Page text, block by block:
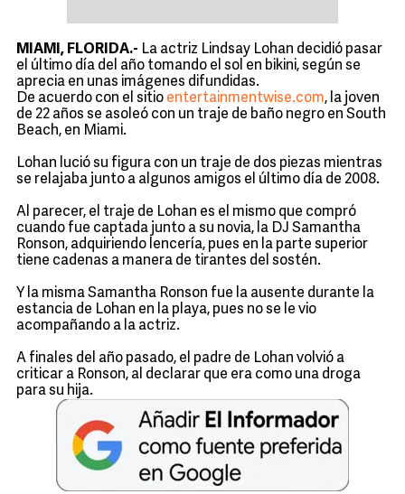
MIAMI, FLORIDA.- La actriz Lindsay Lohan decidió pasar
el último día del año tomando el sol en bikini, según se
aprecia en unas imágenes difundidas.
De acuerdo con el sitio entertainmentwise.com, la joven
de 22 años se asoleó con un traje de baño negro en South
Beach, en Miami.
Lohan lució su figura con un traje de dos piezas mientras
se relajaba junto a algunos amigos el último día de 2008.
Al parecer, el traje de Lohan es el mismo que compró
cuando fue captada junto a su novia, la DJ Samantha
Ronson, adquiriendo lencería, pues en la parte superior
tiene cadenas a manera de tirantes del sostén.
Y la misma Samantha Ronson fue la ausente durante la
estancia de Lohan en la playa, pues no se le vio
acompañando a la actriz.
A finales del año pasado, el padre de Lohan volvió a
criticar a Ronson, al declarar que era como una droga
para su hija.